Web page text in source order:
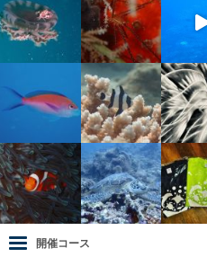
開催コース